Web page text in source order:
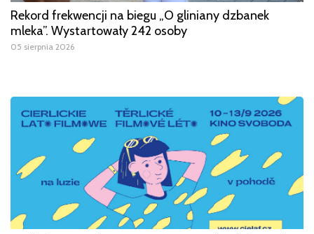
Rekord frekwencji na biegu „O gliniany dzbanek
mleka”. Wystartowały 242 osoby
05 sierpnia 2026